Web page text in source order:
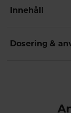
Innehåll
Dosering &